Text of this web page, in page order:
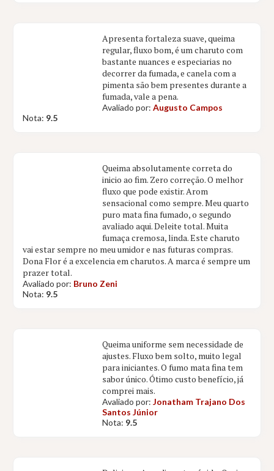
Apresenta fortaleza suave, queima
regular, fluxo bom, é um charuto com
bastante nuances e especiarias no
decorrer da fumada, e canela com a
pimenta são bem presentes durante a
fumada, vale a pena.
Avaliado por:Augusto Campos
Nota: 9.5
Queima absolutamente correta do
inicio ao fim. Zero correção. O melhor
fluxo que pode existir. Arom
sensacional como sempre. Meu quarto
puro mata fina fumado, o segundo
avaliado aqui. Deleite total. Muita
fumaça cremosa, linda. Este charuto
vai estar sempre no meu umidor e nas futuras compras.
Dona Flor é a excelencia em charutos. A marca é sempre um
prazer total.
Avaliado por: Bruno Zeni
Nota: 9.5
Queima uniforme sem necessidade de
ajustes. Fluxo bem solto, muito legal
para iniciantes. O fumo mata fina tem
sabor único. Ótimo custo benefício, já
comprei mais.
Avaliado por:Jonatham Trajano Dos
Santos Júnior
Nota: 9.5